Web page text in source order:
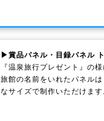
▶賞品パネル・目録パネル
『温泉旅行プレゼント』の
旅館の名前をいれたパネル
なサイズで制作いただけます